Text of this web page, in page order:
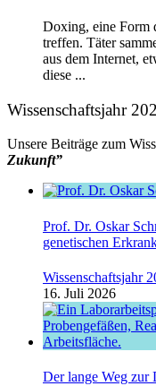
Doxing, eine Form
treffen. Täter
aus dem Internet,
diese ...
Wissenschaftsjahr
Unsere Beiträge zum
Zukunft”
Prof. Dr. Oskar
genetischen
Wissenschaftsjahr
16. Juli 2026
Der lange Weg zur